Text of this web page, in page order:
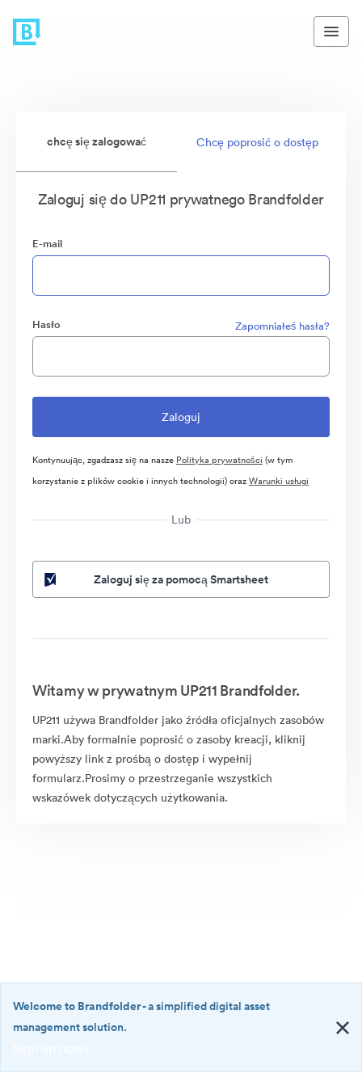
chcę się zalogować Chcę poprosić o dostęp
Zaloguj się do UP211 prywatnego Brandfolder
E-mail
Hasło Zapomniałeś hasła?
Kontynuując, zgadzasz się na nasze Polityka prywatności (w tym
korzystanie z plików cookie i innych technologii) orazWarunki usługi
Lub
Zaloguj się za pomocą Smartsheet
Witamy w prywatnym UP211 Brandfolder.
UP211 używa Brandfolder jako źródła oficjalnych zasobów
marki.Aby formalnie poprosić o zasoby kreacji, kliknij
powyższy link z prośbą o dostęp i wypełnij
formularz.Prosimy o przestrzeganie wszystkich
wskazówek dotyczących użytkowania.
·
Welcome to Brandfolder- a simplified digital asset
management solution.